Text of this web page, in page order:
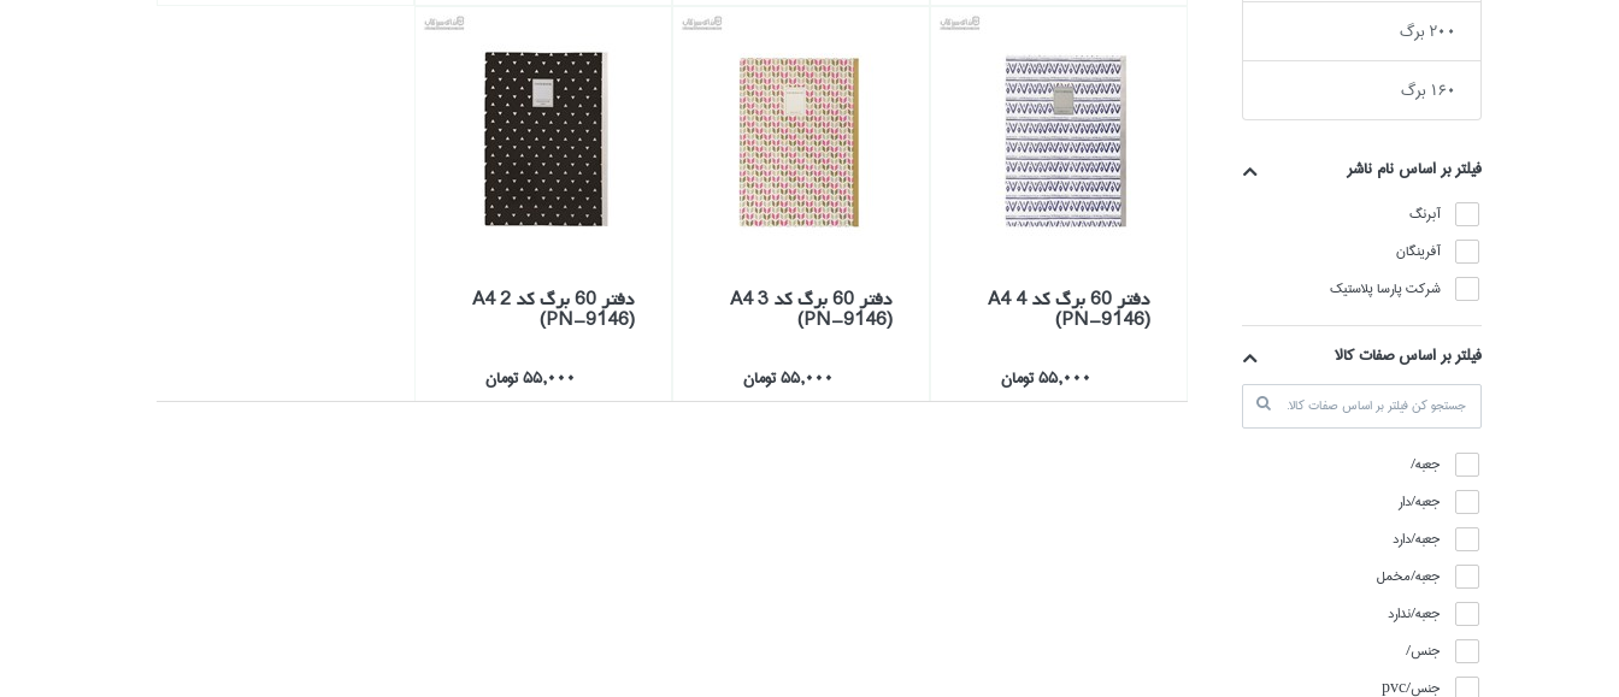
200 برگ
160 برگ
فيلتر بر اساس نام ناشر
آبرنگ
آفرينگان
شركت پارسا پلاستيك
فیلتر بر اساس صفات کالا
جعبه/
جعبه/دار
جعبه/دارد
جعبه/مخمل
جعبه/ندارد
جنس/
جنس/pvc
دفتر 60 برگ كد 4 A4
(PN-9146)
55,000 تومان
دفتر 60 برگ كد 3 A4
(PN-9146)
55,000 تومان
دفتر 60 برگ كد 2 A4
(PN-9146)
55,000 تومان